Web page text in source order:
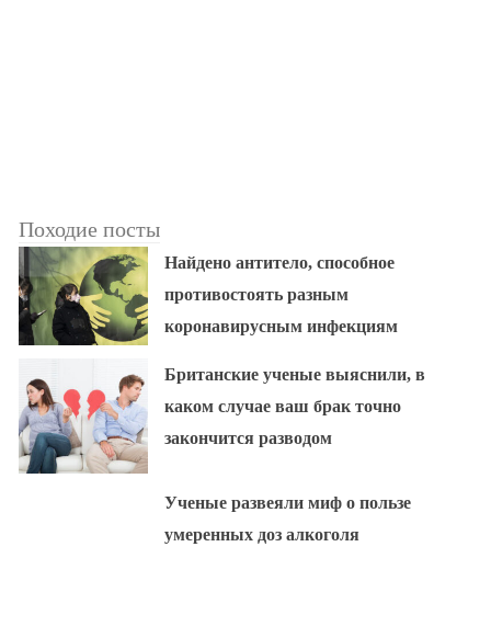
Походие посты
Найдено антитело, способное
противостоять разным
коронавирусным инфекциям
Британские ученые выяснили, в
каком случае ваш брак точно
закончится разводом
Ученые развеяли миф о пользе
умеренных доз алкоголя